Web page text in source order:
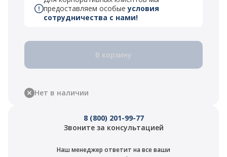
предоставляем особыеусловия
сотрудничества с нами!
В корзину
Нет в наличии
8 (800) 201-99-77
Звоните за консультацией
Наш менеджер ответит на все ваши